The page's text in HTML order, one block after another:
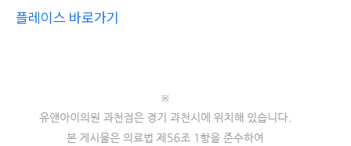
플레이스 바로가기